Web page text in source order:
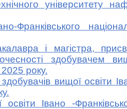
університету
і магістра,
здобувачем
року.
вищої освіти
Івано -